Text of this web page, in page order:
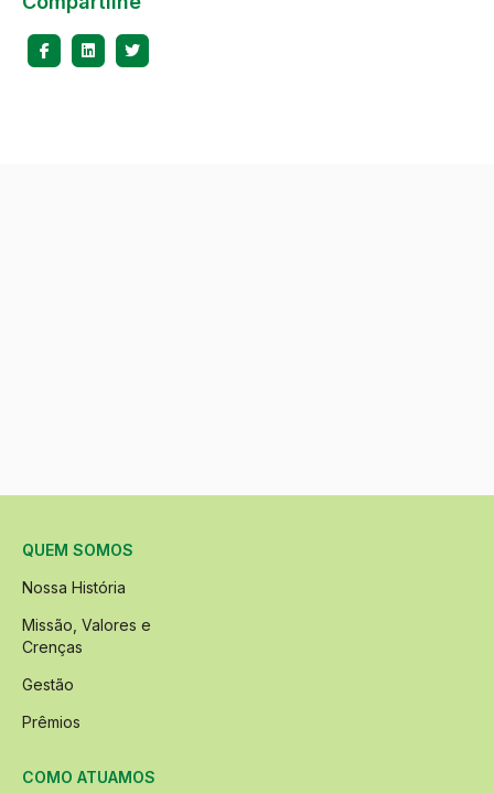
QUEM SOMOS
Nossa História
Missão, Valores e
Crenças
Gestão
Prêmios
COMO ATUAMOS